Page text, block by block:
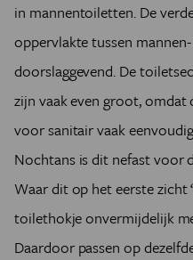
in mannentoiletten. De
oppervlakte tussen
doorslaggevend. De
zijn vaak even groot,
voor sanitair vaak
Nochtans is dit nefast voor
Waar dit op het eerste zicht
toilethokje onvermijdelijk
Daardoor passen op